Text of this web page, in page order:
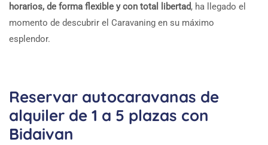
horarios, de forma flexible y con total libertad, ha llegado el
momento de descubrir el Caravaning en su máximo
esplendor.
Reservar autocaravanas de
alquiler de 1 a 5 plazas con
Bidaivan